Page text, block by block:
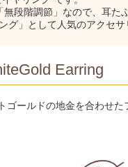
段階調節」なので、耳
グ」として人気のアクセサ
Earring
ールドの地金を合わせた